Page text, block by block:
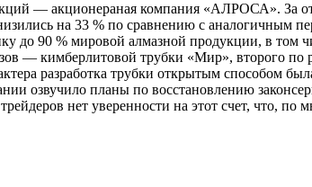
— акционераная компания «АЛРОСА». За
на 33 % по сравнению с аналогичным
до 90 % мировой алмазной продукции, в
— кимберлитовой трубки «Мир», второго
разработка трубки открытым способом
озвучило планы по восстановлению
нет уверенности на этот счет, что,